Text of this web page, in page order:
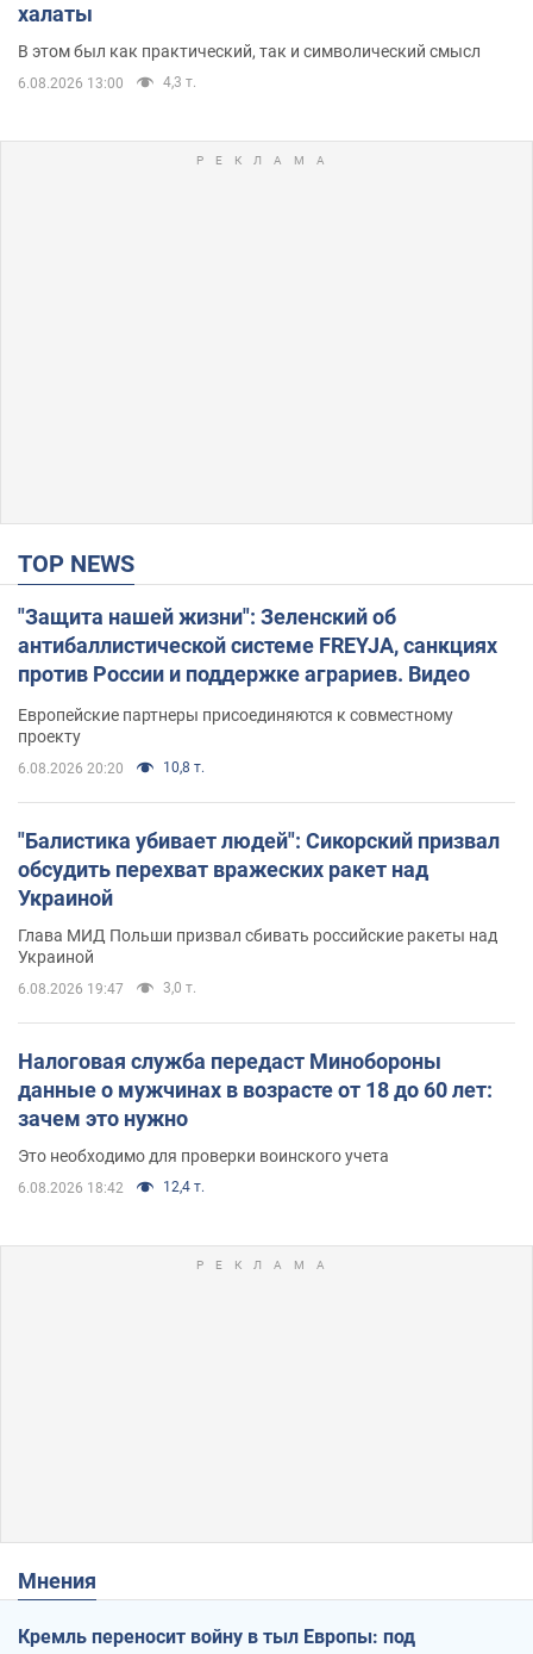
халаты
В этом был как практический, так и символический смысл
6.08.2026 13:00 4,3 т.
TOP NEWS
"Защита нашей жизни": Зеленский об
антибаллистической системе FREYJA, санкциях
против России и поддержке аграриев. Видео
Европейские партнеры присоединяются к совместному
проекту
6.08.2026 20:20 10,8 т.
"Балистика убивает людей": Сикорский призвал
обсудить перехват вражеских ракет над
Украиной
Глава МИД Польши призвал сбивать российские ракеты над
Украиной
6.08.2026 19:47 3,0 т.
Налоговая служба передаст Минобороны
данные о мужчинах в возрасте от 18 до 60 лет:
зачем это нужно
Это необходимо для проверки воинского учета
6.08.2026 18:42 12,4 т.
Мнения
Кремль переносит войну в тыл Европы: под